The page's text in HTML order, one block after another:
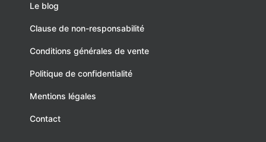
Le blog
Clause de non-responsabilité
Conditions générales de vente
Politique de confidentialité
Mentions légales
Contact